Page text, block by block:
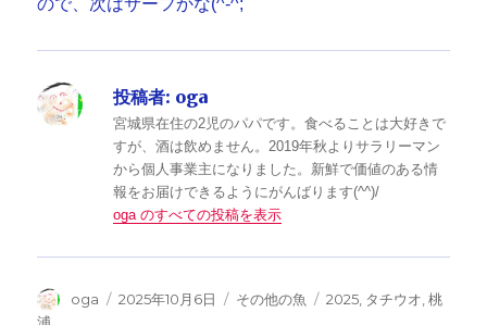
投稿者: oga
宮城県在住の2児のパパです。食べることは大好きで
すが、酒は飲めません。2019年秋よりサラリーマン
から個人事業主になりました。新鮮で価値のある情
報をお届けできるようにがんばります(^^)/
oga のすべての投稿を表示
投
oga
投
2025年10月6日
カ
その他の魚
タ
2025 タチウオ ,桃
浦